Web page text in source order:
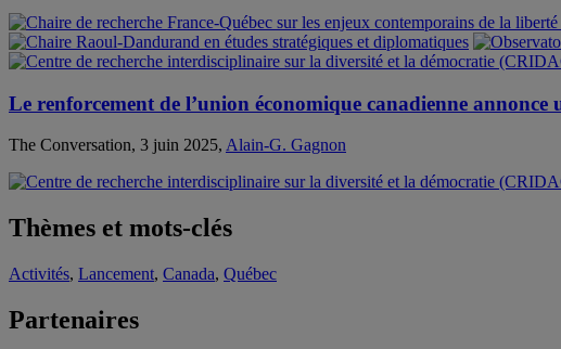
Le renforcement de l’union économique canadienne
The Conversation, 3 juin 2025, Alain-G. Gagnon
Thèmes et mots-clés
Activités, Lancement, Canada, Québec
Partenaires